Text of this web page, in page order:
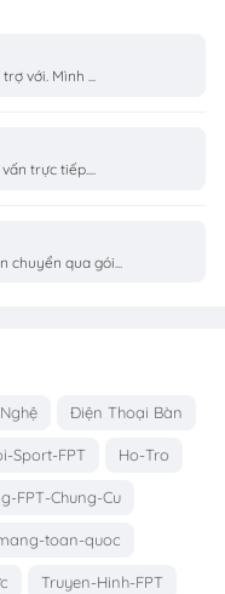
với. Mình ...
trực tiếp....
chuyển qua gói...
Điện Thoại Bàn
Sport-FPT Ho-Tro
FPT-Chung-Cu
toan-quoc
Truyen-Hinh-FPT